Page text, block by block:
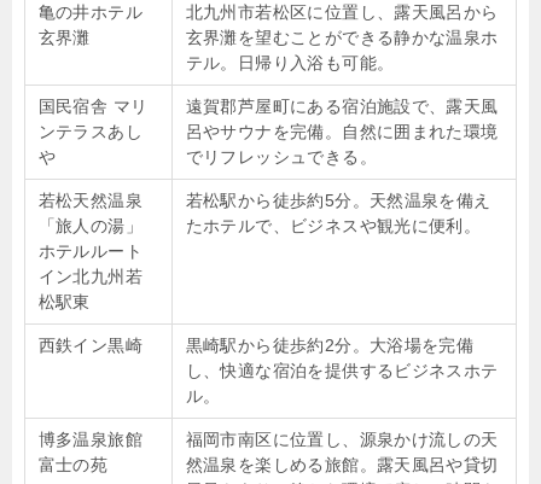
亀の井ホテル
玄界灘
北九州市若松区に位置し、露天風呂から
玄界灘を望むことができる静かな温泉ホ
テル。日帰り入浴も可能。
国民宿舎 マリ
ンテラスあし
や
遠賀郡芦屋町にある宿泊施設で、露天風
呂やサウナを完備。自然に囲まれた環境
でリフレッシュできる。
若松天然温泉
「旅人の湯」
ホテルルート
イン北九州若
松駅東
若松駅から徒歩約5分。天然温泉を備え
たホテルで、ビジネスや観光に便利。
西鉄イン黒崎
黒崎駅から徒歩約2分。大浴場を完備
し、快適な宿泊を提供するビジネスホテ
ル。
博多温泉旅館
富士の苑
福岡市南区に位置し、源泉かけ流しの天
然温泉を楽しめる旅館。露天風呂や貸切